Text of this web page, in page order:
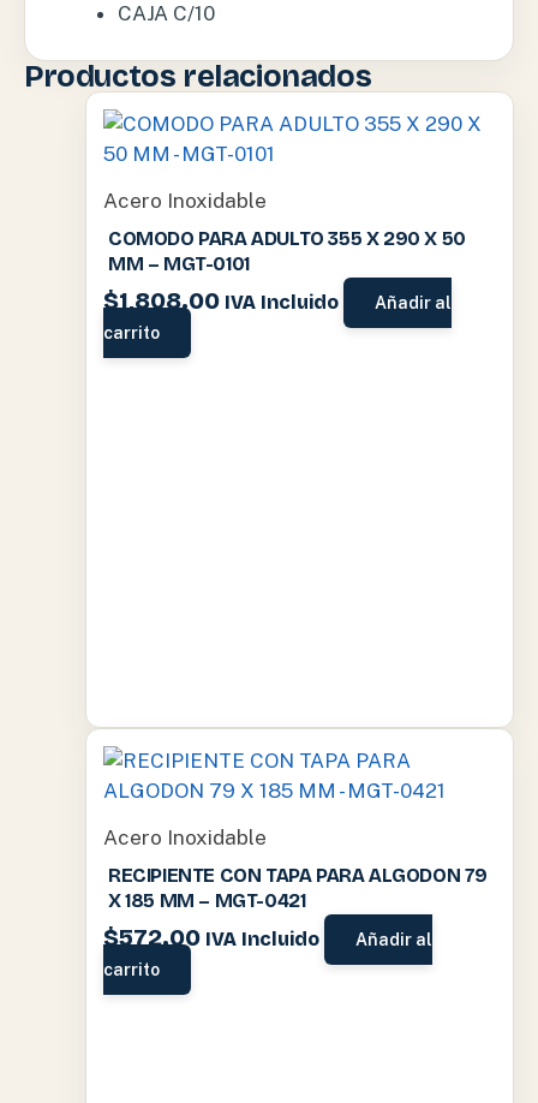
CAJA C/10
Productos relacionados
Acero Inoxidable
COMODO PARA ADULTO 355 X 290 X 50
MM – MGT-0101
$1,808.00 IVA Incluido
Añadir al
carrito
Acero Inoxidable
RECIPIENTE CON TAPA PARA ALGODON 79
X 185 MM – MGT-0421
$572.00 IVA Incluido
Añadir al
carrito